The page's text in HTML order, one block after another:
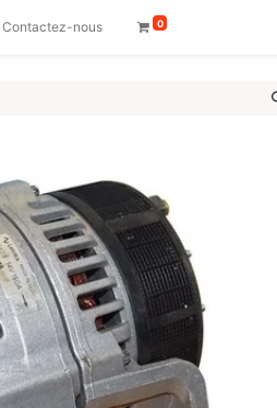
Contactez-nous 0